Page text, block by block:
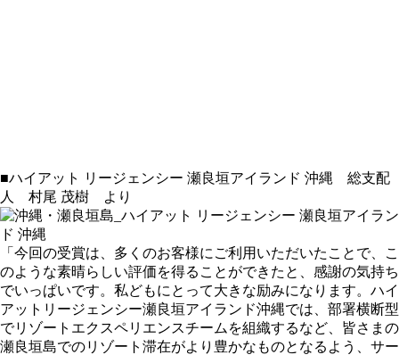
■ハイアット リージェンシー 瀬良垣アイランド 沖縄 総支配
人 村尾 茂樹 より
「今回の受賞は、多くのお客様にご利用いただいたことで、こ
のような素晴らしい評価を得ることができたと、感謝の気持ち
でいっぱいです。私どもにとって大きな励みになります。ハイ
アットリージェンシー瀬良垣アイランド沖縄では、部署横断型
でリゾートエクスペリエンスチームを組織するなど、皆さまの
瀬良垣島でのリゾート滞在がより豊かなものとなるよう、サー